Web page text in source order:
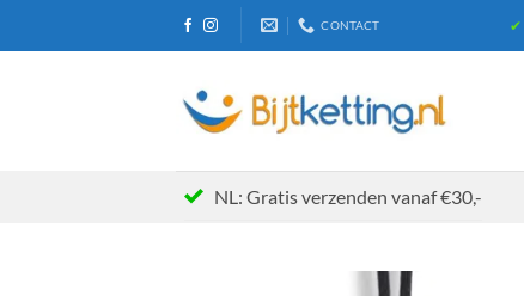
CONTACT ✔
NL: Gratis verzenden vanaf €30,-